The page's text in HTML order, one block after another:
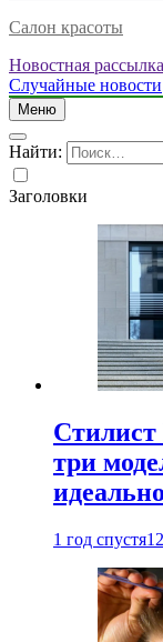
Салон красоты
Новостная рассылка
Случайные новости
Меню
Найти:
Заголовки
Стилист
три
1 год спустя